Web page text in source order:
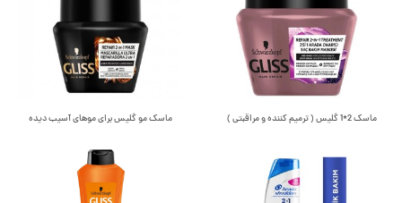
ماسک 2*1 گلیس ( ترمیم کننده و مراقبتی ) ماسک مو گلیس برای موهای آسیب دیده